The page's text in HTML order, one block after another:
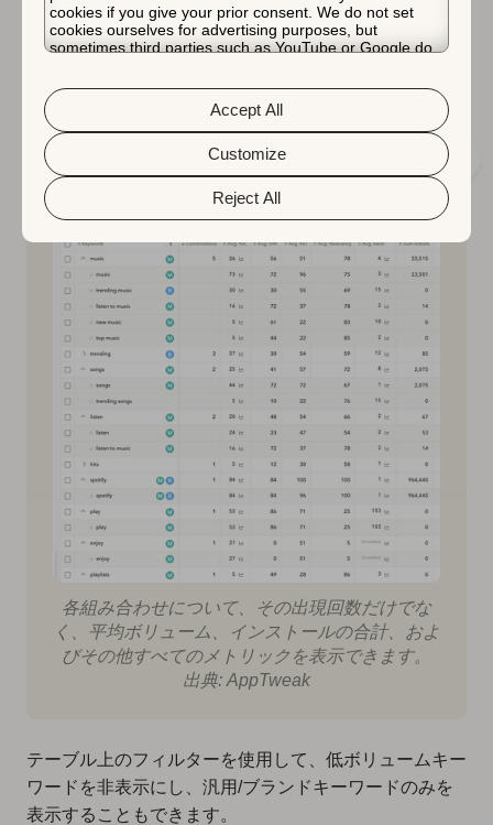
cookies if you give your prior consent. We do not set
cookies ourselves for advertising purposes, but
sometimes third parties such as YouTube or Google do.
about the protection of your personal data and the
different cookies we use, please read our
&Privacy Policy. You can customize your cookie settings
and preferences by clicking the “Customize” button.
Reject All
Customize
Accept All
組み合わせで複数回カウントされる可能性が
あります。その結果、インストールの合計は
ド選択の主要な推進要因ではありません。
各組み合わせについて、その出現回数だけでな
く、平均ボリューム、インストールの合計、およ
びその他すべてのメトリックを表示できます。
出典: AppTweak
テーブル上のフィルターを使用して、低ボリュームキー
ワードを非表示にし、汎用/ブランドキーワードのみを
表示することもできます。